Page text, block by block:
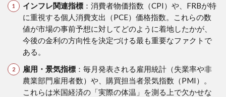
インフレ関連指標：消費者物価指数（CPI）や、FRBが特
に重視する個人消費支出（PCE）価格指数。これらの数
値が市場の事前予想に対してどのように着地したかが、
今後の金利の方向性を決定づける最も重要なファクトで
ある。
雇用・景気指標：毎月発表される雇用統計（失業率や非
農業部門雇用者数）や、購買担当者景気指数（PMI）。
これらは米国経済の「実際の体温」を測る上で欠かせな